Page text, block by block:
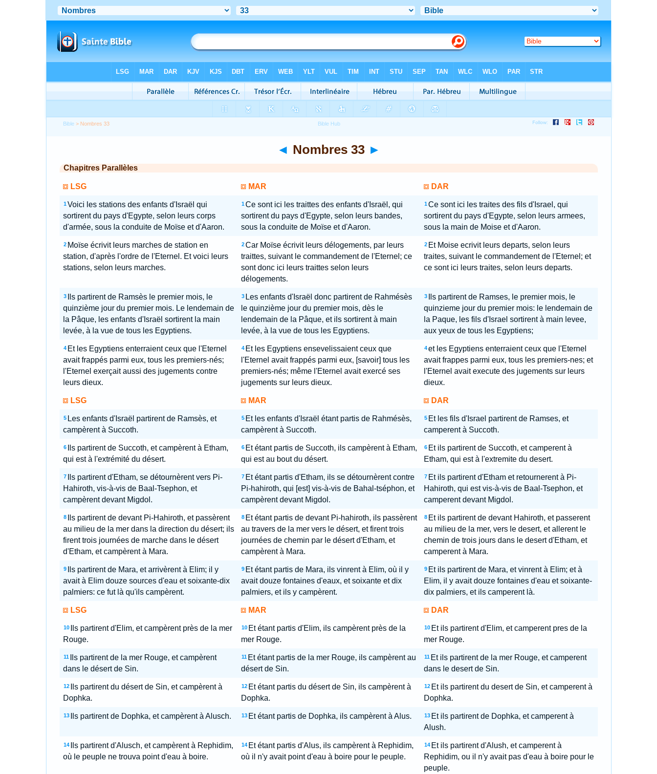
Bible > Nombres 33
◄ Nombres 33 ►
Chapitres Parallèles
LSG MAR DAR
1 Voici les stations des enfants d'Israël qui
sortirent du pays d'Egypte, selon leurs corps
d'armée, sous la conduite de Moïse et d'Aaron.
1 Ce sont ici les traittes des enfants d'Israël, qui
sortirent du pays d'Egypte, selon leurs bandes,
sous la conduite de Moïse et d'Aaron.
1 Ce sont ici les traites des fils d'Israel, qui
sortirent du pays d'Egypte, selon leurs armees,
sous la main de Moise et d'Aaron.
2 Moïse écrivit leurs marches de station en
station, d'après l'ordre de l'Eternel. Et voici leurs
stations, selon leurs marches.
2 Car Moïse écrivit leurs délogements, par leurs
traittes, suivant le commandement de l'Eternel; ce
sont donc ici leurs traittes selon leurs
délogements.
2 Et Moise ecrivit leurs departs, selon leurs
traites, suivant le commandement de l'Eternel; et
ce sont ici leurs traites, selon leurs departs.
3
Ils partirent de Ramsès le premier mois, le
quinzième jour du premier mois. Le lendemain de
la Pâque, les enfants d'Israël sortirent la main
levée, à la vue de tous les Egyptiens.
3 Les enfants d'Israël donc partirent de Rahmésès
le quinzième jour du premier mois, dès le
lendemain de la Pâque, et ils sortirent à main
levée, à la vue de tous les Egyptiens.
3
Ils partirent de Ramses, le premier mois, le
quinzieme jour du premier mois: le lendemain de
la Paque, les fils d'Israel sortirent à main levee,
aux yeux de tous les Egyptiens;
4 Et les Egyptiens enterraient ceux que l'Eternel
avait frappés parmi eux, tous les premiers-nés;
l'Eternel exerçait aussi des jugements contre
leurs dieux.
4 Et les Egyptiens ensevelissaient ceux que
l'Eternel avait frappés parmi eux, [savoir] tous les
premiers-nés; même l'Eternel avait exercé ses
jugements sur leurs dieux.
4 et les Egyptiens enterraient ceux que l'Eternel
avait frappes parmi eux, tous les premiers-nes; et
l'Eternel avait execute des jugements sur leurs
dieux.
LSG MAR DAR
5 Les enfants d'Israël partirent de Ramsès, et
campèrent à Succoth.
5 Et les enfants d'Israël étant partis de Rahmésès,
campèrent à Succoth.
5 Et les fils d'Israel partirent de Ramses, et
camperent à Succoth.
6
Ils partirent de Succoth, et campèrent à Etham,
qui est à l'extrémité du désert.
6 Et étant partis de Succoth, ils campèrent à Etham,
qui est au bout du désert.
6 Et ils partirent de Succoth, et camperent à
Etham, qui est à l'extremite du desert.
7
Ils partirent d'Etham, se détournèrent vers Pi-
Hahiroth, vis-à-vis de Baal-Tsephon, et
campèrent devant Migdol.
7 Et étant partis d'Etham, ils se détournèrent contre
Pi-hahiroth, qui [est] vis-à-vis de Bahal-tséphon, et
campèrent devant Migdol.
7 Et ils partirent d'Etham et retournerent à Pi-
Hahiroth, qui est vis-à-vis de Baal-Tsephon, et
camperent devant Migdol.
8
Ils partirent de devant Pi-Hahiroth, et passèrent
au milieu de la mer dans la direction du désert; ils
firent trois journées de marche dans le désert
d'Etham, et campèrent à Mara.
8 Et étant partis de devant Pi-hahiroth, ils passèrent
au travers de la mer vers le désert, et firent trois
journées de chemin par le désert d'Etham, et
campèrent à Mara.
8 Et ils partirent de devant Hahiroth, et passerent
au milieu de la mer, vers le desert, et allerent le
chemin de trois jours dans le desert d'Etham, et
camperent à Mara.
9
Ils partirent de Mara, et arrivèrent à Elim; il y
avait à Elim douze sources d'eau et soixante-dix
palmiers: ce fut là qu'ils campèrent.
9 Et étant partis de Mara, ils vinrent à Elim, où il y
avait douze fontaines d'eaux, et soixante et dix
palmiers, et ils y campèrent.
9 Et ils partirent de Mara, et vinrent à Elim; et à
Elim, il y avait douze fontaines d'eau et soixante-
dix palmiers, et ils camperent là.
LSG MAR DAR
10
Ils partirent d'Elim, et campèrent près de la mer
Rouge.
10 Et étant partis d'Elim, ils campèrent près de la
mer Rouge.
10 Et ils partirent d'Elim, et camperent pres de la
mer Rouge.
11
Ils partirent de la mer Rouge, et campèrent
dans le désert de Sin.
11 Et étant partis de la mer Rouge, ils campèrent au
désert de Sin.
11 Et ils partirent de la mer Rouge, et camperent
dans le desert de Sin.
12
Ils partirent du désert de Sin, et campèrent à
Dophka.
12 Et étant partis du désert de Sin, ils campèrent à
Dophka.
12 Et ils partirent du desert de Sin, et camperent à
Dophka.
13 Ils partirent de Dophka, et campèrent à Alusch. 13 Et étant partis de Dophka, ils campèrent à Alus. 13 Et ils partirent de Dophka, et camperent à
Alush.
14
Ils partirent d'Alusch, et campèrent à Rephidim,
où le peuple ne trouva point d'eau à boire.
14 Et étant partis d'Alus, ils campèrent à Rephidim,
où il n'y avait point d'eau à boire pour le peuple.
14 Et ils partirent d'Alush, et camperent à
Rephidim, ou il n'y avait pas d'eau à boire pour le
peuple.